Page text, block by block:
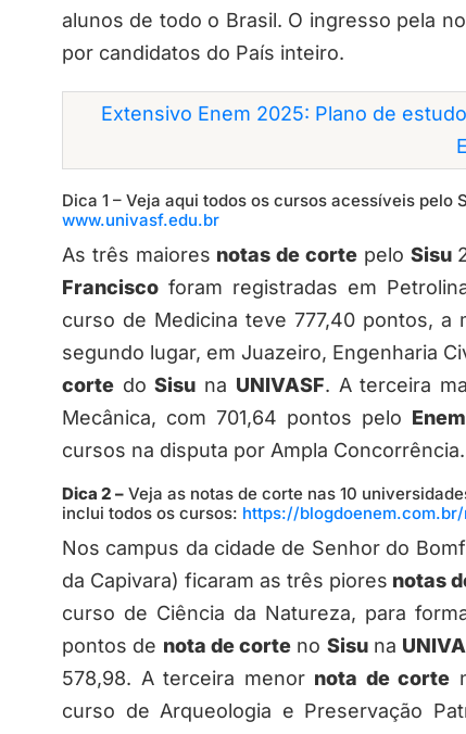
alunos de todo o Brasil. O ingresso pela
por candidatos do País inteiro.
Extensivo Enem 2025: Plano de
Dica 1 – Veja aqui todos os cursos acessíveis
www.univasf.edu.br
As três maiores notas de cortepelo Sisu
Francisco foram registradas em
curso de Medicina teve 777,40 pontos, a
segundo lugar, em Juazeiro, Engenharia
corte doSisu na UNIVASF. A terceira
Mecânica, com 701,64 pontos pelo
cursos na disputa por Ampla Concorrência.
Dica 2 – Veja as notas de corte nas 10
inclui todos os cursos: https://
Nos campus da cidade de Senhor do
da Capivara) ficaram as três piores notas
curso de Ciência da Natureza, para
pontos de nota de corte no Sisuna
578,98. A terceira menor nota de corte
curso de Arqueologia e Preservação